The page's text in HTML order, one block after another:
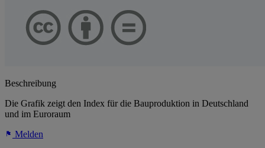
Beschreibung
Die Grafik zeigt den Index für die Bauproduktion in Deutschland
und im Euroraum
Melden